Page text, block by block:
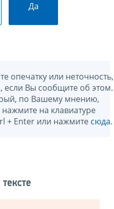
Да
опечатку или неточность,
Вы сообщите об этом.
по Вашему мнению,
на клавиатуре
+ Enter или нажмите сюда.